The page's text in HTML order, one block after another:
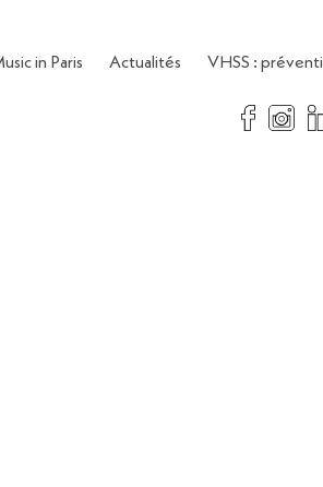
in Paris Actualités VHSS :